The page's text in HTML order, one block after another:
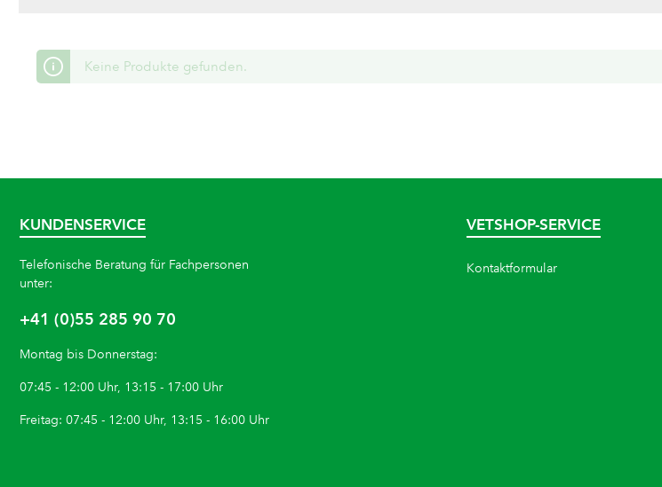
Keine Produkte gefunden.
KUNDENSERVICE
Telefonische Beratung für Fachpersonen
unter:
+41 (0)55 285 90 70
Montag bis Donnerstag:
07:45 - 12:00 Uhr, 13:15 - 17:00 Uhr
Freitag: 07:45 - 12:00 Uhr, 13:15 - 16:00 Uhr
VETSHOP-SERVICE
Kontaktformular